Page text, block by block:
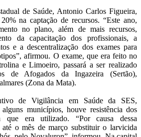
de Saúde, Antonio Carlos Figueira,
na captação de recursos. “Este ano,
no plano, além de mais recursos,
da capacitação dos profissionais, a
e a descentralização dos exames para
afirmou. O exame, que era feito no
e Limoeiro, passará a ser realizado
de Afogados da Ingazeira (Sertão),
(Zona da Mata).
de Vigilância em Saúde da SES,
municípios, houve resistência dos
que era utilizado. “Por causa dessa
até o mês de março substituir o larvicida